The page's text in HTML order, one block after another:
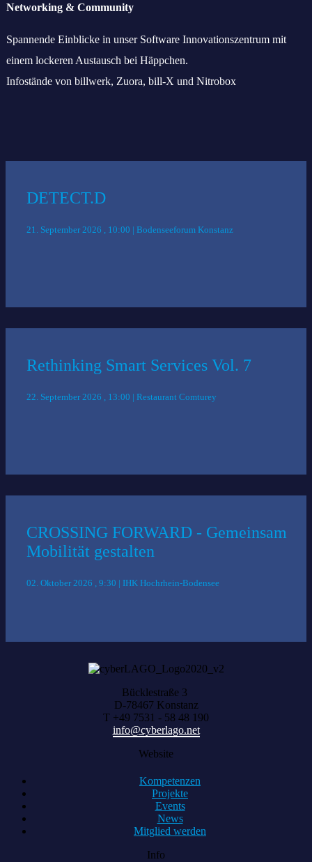
Networking & Community
Spannende Einblicke in unser Software Innovationszentrum mit
einem lockeren Austausch bei Häppchen.
Infostände von billwerk, Zuora, bill-X und Nitrobox
DETECT.D
21. September 2026 , 10:00 | Bodenseeforum Konstanz
Rethinking Smart Services Vol. 7
22. September 2026 , 13:00 | Restaurant Comturey
CROSSING FORWARD - Gemeinsam
Mobilität gestalten
02. Oktober 2026 , 9:30 | IHK Hochrhein-Bodensee
Bücklestraße 3
D-78467 Konstanz
T +49 7531 - 58 48 190
info@cyberlago.net
Website
Kompetenzen
Projekte
Events
News
Mitglied werden
Info